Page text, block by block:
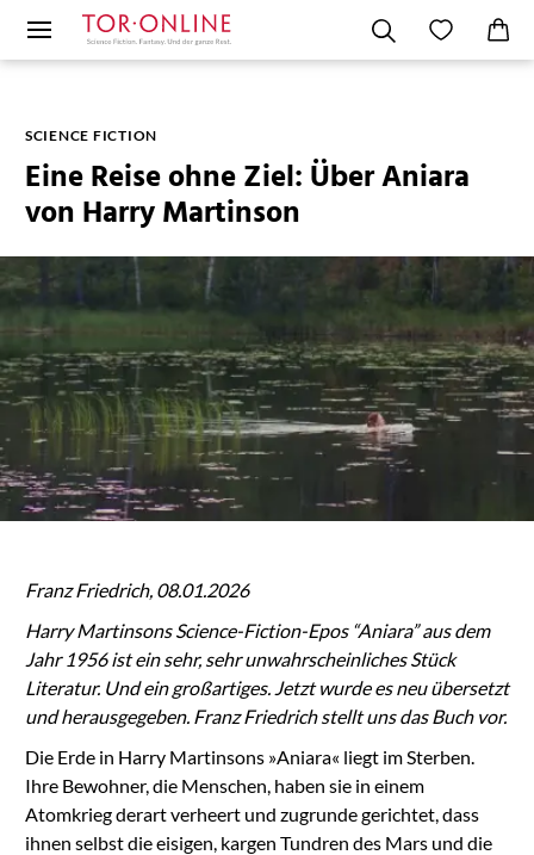
SCIENCE FICTION
Eine Reise ohne Ziel: Über Aniara
von Harry Martinson
Franz Friedrich, 08.01.2026
Harry Martinsons Science-Fiction-Epos “Aniara” aus dem
Jahr 1956 ist ein sehr, sehr unwahrscheinliches Stück
Literatur. Und ein großartiges. Jetzt wurde es neu übersetzt
und herausgegeben. Franz Friedrich stellt uns das Buch vor.
Die Erde in Harry Martinsons »Aniara« liegt im Sterben.
Ihre Bewohner, die Menschen, haben sie in einem
Atomkrieg derart verheert und zugrunde gerichtet, dass
ihnen selbst die eisigen, kargen Tundren des Mars und die